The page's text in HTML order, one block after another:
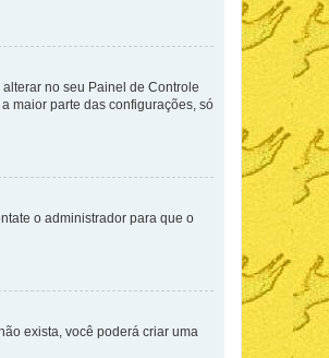
no seu Painel de Controle
maior parte das configurações, só
o administrador para que o
exista, você poderá criar uma